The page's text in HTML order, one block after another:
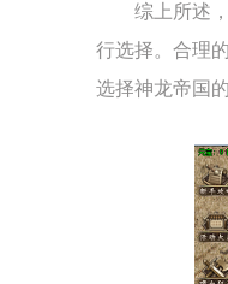
综上所述
行选择。合理
选择神龙帝国